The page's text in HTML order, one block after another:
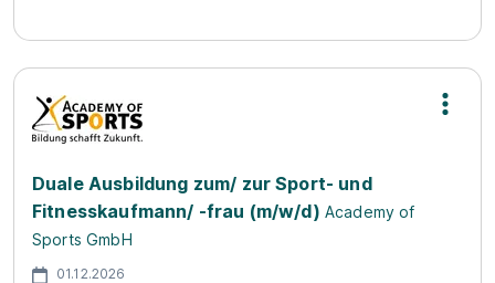
Duale Ausbildung zum/ zur Sport- und
Fitnesskaufmann/ -frau (m/w/d) Academy of
Sports GmbH
01.12.2026